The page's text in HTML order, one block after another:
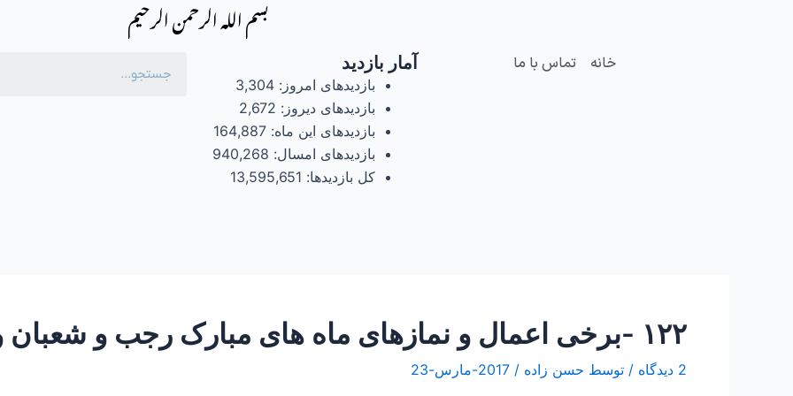
بسم الله الرحمن الرحیم
خانه تماس با ما آمار بازدید
بازدیدهای امروز:3,304
بازدیدهای دیروز: 2,672
بازدیدهای این ماه:164,887
بازدیدهای امسال: 940,268
کل بازدیدها: 13,595,651
۱۲۲ -برخی اعمال و نمازهای ماه های مبارک رجب و شعبان و رمضان
2 دیدگاه / توسط حسن زاده / 2017-مارس-23